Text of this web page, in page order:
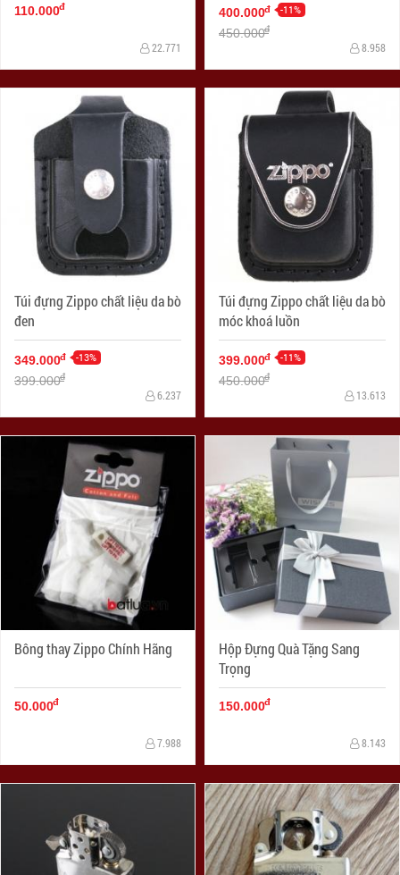
110.000đ
22.771
400.000đ -11%
450.000đ
8.958
Túi đựng Zippo chất liệu da bò
đen
349.000đ -13%
399.000đ
6.237
Túi đựng Zippo chất liệu da bò
móc khoá luồn
399.000đ -11%
450.000đ
13.613
Bông thay Zippo Chính Hãng
50.000đ
7.988
Hộp Đựng Quà Tặng Sang
Trọng
150.000đ
8.143